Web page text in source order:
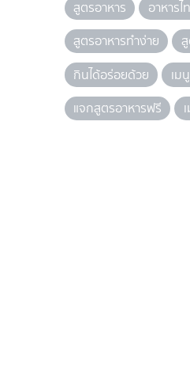
สูตรอาหาร อาหารไ
สูตรอาหารทำง่าย
กินได้อร่อยด้วย
เม
แจกสูตรอาหารฟรี